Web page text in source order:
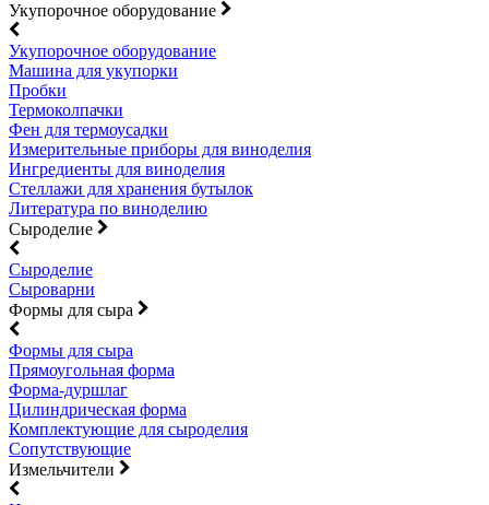
Укупорочное оборудование
Укупорочное оборудование
Машина для укупорки
Пробки
Термоколпачки
Фен для термоусадки
Измерительные приборы для виноделия
Ингредиенты для виноделия
Стеллажи для хранения бутылок
Литература по виноделию
Сыроделие
Сыроделие
Сыроварни
Формы для сыра
Формы для сыра
Прямоугольная форма
Форма-дуршлаг
Цилиндрическая форма
Комплектующие для сыроделия
Сопутствующие
Измельчители